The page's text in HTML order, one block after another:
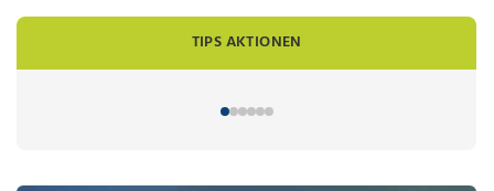
TIPS AKTIONEN